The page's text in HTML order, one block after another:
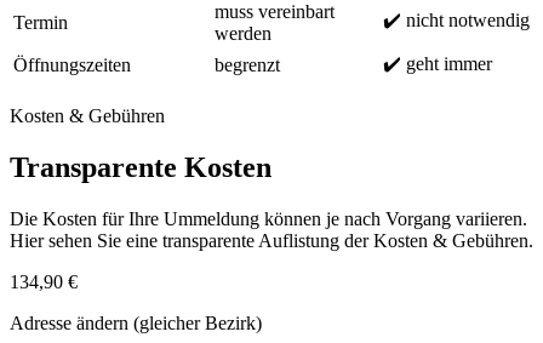
Termin
muss vereinbart
werden
✔️ nicht notwendig
Öffnungszeiten begrenzt ✔️ geht immer
Kosten & Gebühren
Transparente Kosten
Die Kosten für Ihre Ummeldung können je nach Vorgang variieren.
Hier sehen Sie eine transparente Auflistung der Kosten & Gebühren.
134,90 €
Adresse ändern (gleicher Bezirk)